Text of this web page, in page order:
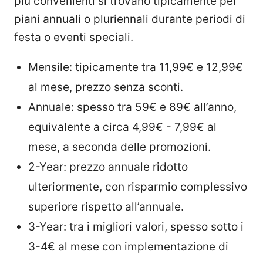
piani annuali o pluriennali durante periodi di
festa o eventi speciali.
Mensile: tipicamente tra 11,99€ e 12,99€
al mese, prezzo senza sconti.
Annuale: spesso tra 59€ e 89€ all’anno,
equivalente a circa 4,99€ - 7,99€ al
mese, a seconda delle promozioni.
2-Year: prezzo annuale ridotto
ulteriormente, con risparmio complessivo
superiore rispetto all’annuale.
3-Year: tra i migliori valori, spesso sotto i
3-4€ al mese con implementazione di